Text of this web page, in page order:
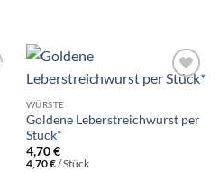
WÜRSTE
Goldene Leberstreichwurst per
Stück*
4,70€
4,70€/Stück